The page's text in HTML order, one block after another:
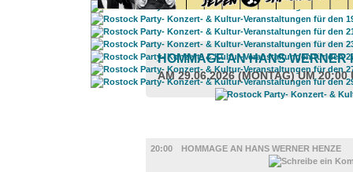
HOMMAGE AN HANS WERNER
AM 29.06.2026 (MONTAG) UM 20:00
20:00
HOMMAGE AN HANS WERNER HENZE